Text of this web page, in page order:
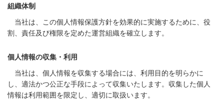
組織体制
当社は、この個人情報保護方針を効果的に実施するために、役
割、責任及び権限を定めた運営組織を確立します。
個人情報の収集・利用
当社は、個人情報を収集する場合には、利用目的を明らかに
し、適法かつ公正な手段によって収集いたします。収集した個人
情報は利用範囲を限定し、適切に取扱います。